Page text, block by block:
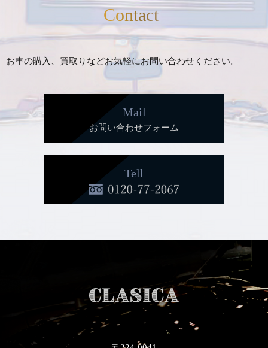
Contact
お車の購入、買取りなどお気軽にお問い合わせください。
Mail
お問い合わせフォーム
Tell